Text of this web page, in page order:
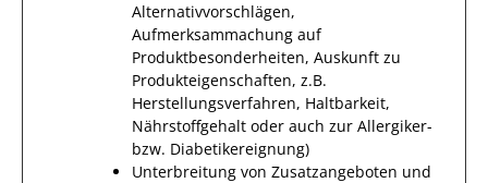
Alternativvorschlägen,
Aufmerksammachung auf
Produktbesonderheiten, Auskunft zu
Produkteigenschaften, z.B.
Herstellungsverfahren, Haltbarkeit,
Nährstoffgehalt oder auch zur Allergiker-
bzw. Diabetikereignung)
Unterbreitung von Zusatzangeboten und